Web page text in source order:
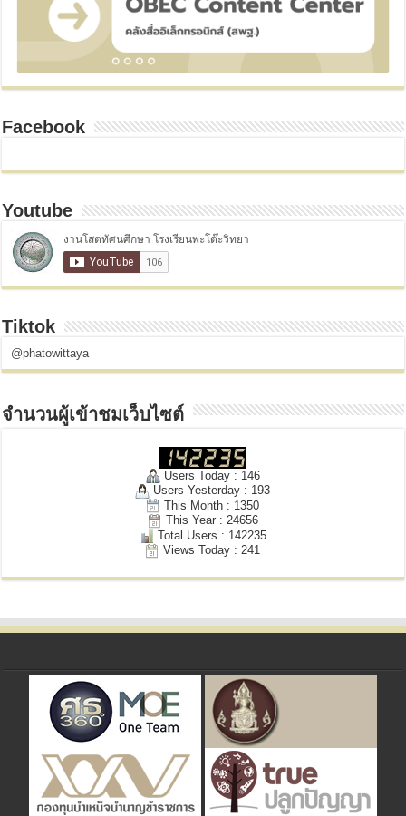
Facebook
Youtube
Tiktok
@phatowittaya
จำนวนผู้เข้าชมเว็บไซต์
Users Today : 146
Users Yesterday : 193
This Month : 1350
This Year : 24656
Total Users : 142235
Views Today : 241